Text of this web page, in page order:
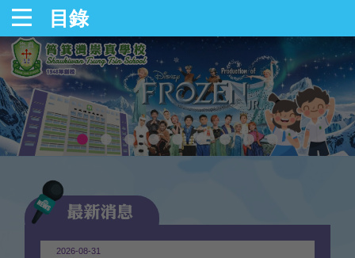
目錄
2026-08-31